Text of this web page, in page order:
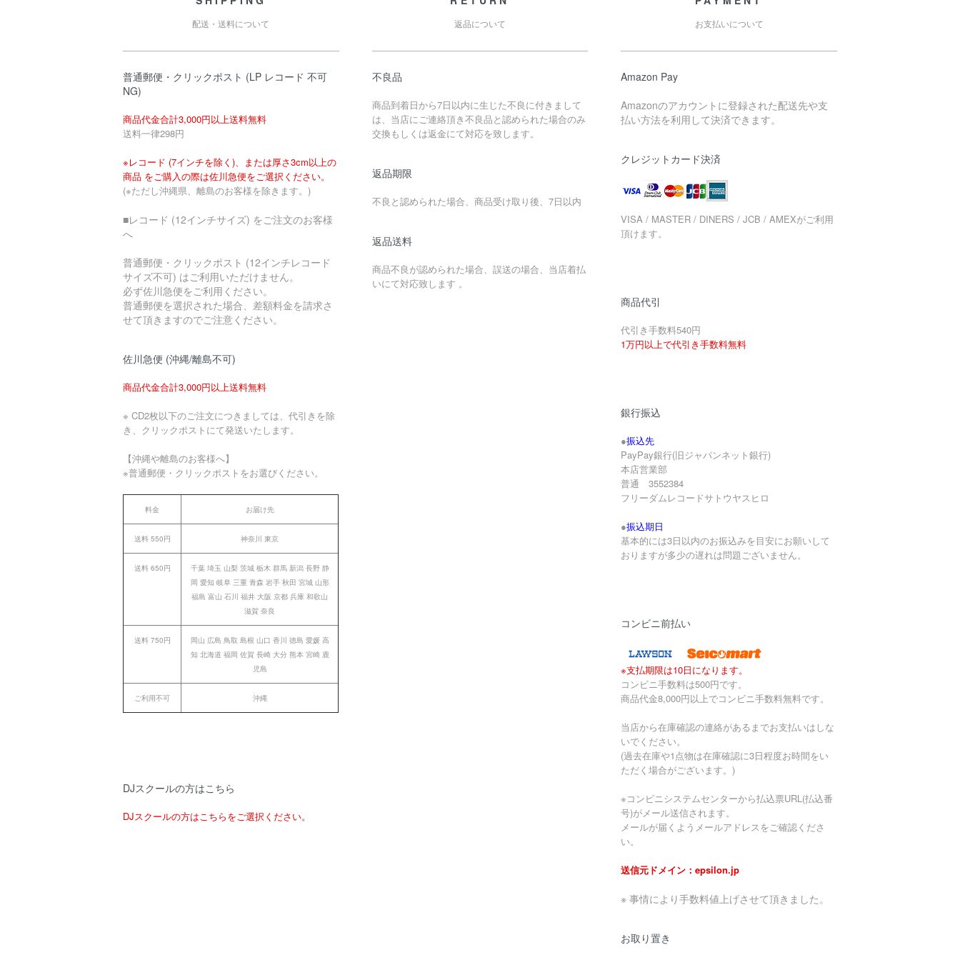
配送・送料について
普通郵便・クリックポスト (LP レコード 不可
NG)
商品代金合計3,000円以上送料無料
送料一律298円
※レコード (7インチを除く)、または厚さ3cm以上の
商品 をご購入の際は佐川急便をご選択ください。
(※ただし沖縄県、離島のお客様を除きます。)
■レコード (12インチサイズ) をご注文のお客様
へ
普通郵便・クリックポスト (12インチレコード
サイズ不可) はご利用いただけません。
必ず佐川急便をご利用ください。
普通郵便を選択された場合、差額料金を請求さ
せて頂きますのでご注意ください。
佐川急便 (沖縄/離島不可)
商品代金合計3,000円以上送料無料
※ CD2枚以下のご注文につきましては、代引きを除
き、クリックポストにて発送いたします。
【沖縄や離島のお客様へ】
※普通郵便・クリックポストをお選びください。
料金 お届け先
送料 550円 神奈川 東京
送料 650円
千葉 埼玉 山梨 茨城 栃木 群馬 新潟 長野 静
岡 愛知 岐阜 三重 青森 岩手 秋田 宮城 山形
福島 富山 石川 福井 大阪 京都 兵庫 和歌山
滋賀 奈良
送料 750円
岡山 広島 鳥取 島根 山口 香川 徳島 愛媛 高
知 北海道 福岡 佐賀 長崎 大分 熊本 宮崎 鹿
児島
ご利用不可 沖縄
DJスクールの方はこちら
DJスクールの方はこちらをご選択ください。
返品について
不良品
商品到着日から7日以内に生じた不良に付きまして
は、当店にご連絡頂き不良品と認められた場合のみ
交換もしくは返金にて対応を致します。
返品期限
不良と認められた場合、商品受け取り後、7日以内
返品送料
商品不良が認められた場合、誤送の場合、当店着払
いにて対応致します 。
お支払いについて
Amazon Pay
Amazonのアカウントに登録された配送先や支
払い方法を利用して決済できます。
クレジットカード決済
VISA / MASTER / DINERS / JCB / AMEXがご利用
頂けます。
商品代引
代引き手数料540円
1万円以上で代引き手数料無料
銀行振込
●振込先
PayPay銀行(旧ジャパンネット銀行)
本店営業部
普通 3552384
フリーダムレコードサトウヤスヒロ
●振込期日
基本的には3日以内のお振込みを目安にお願いして
おりますが多少の遅れは問題ございません。
コンビニ前払い
※支払期限は10日になります。
コンビニ手数料は500円です。
商品代金8,000円以上でコンビニ手数料無料です。
当店から在庫確認の連絡があるまでお支払いはしな
いでください。
(過去在庫や1点物は在庫確認に3日程度お時間をい
ただく場合がございます。)
※コンビニシステムセンターから払込票URL(払込番
号)がメール送信されます。
メールが届くようメールアドレスをご確認くださ
い。
送信元ドメイン：epsilon.jp
※ 事情により手数料値上げさせて頂きました。
お取り置き